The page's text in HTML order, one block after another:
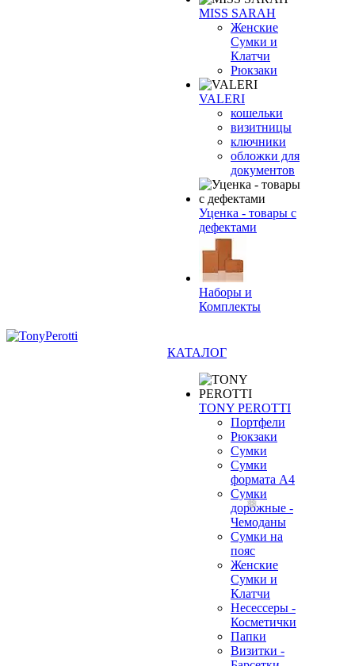
MISS SARAH
Женские
Сумки и
Клатчи
Рюкзаки
VALERI
кошельки
визитницы
ключники
обложки для
документов
Уценка - товары с
дефектами
Наборы и
Комплекты
КАТАЛОГ
TONY PEROTTI
Портфели
Рюкзаки
Сумки
Сумки
формата А4
Сумки
дорожные -
Чемоданы
Сумки на
пояс
Женские
Сумки и
Клатчи
Несессеры -
Косметички
Папки
Визитки -